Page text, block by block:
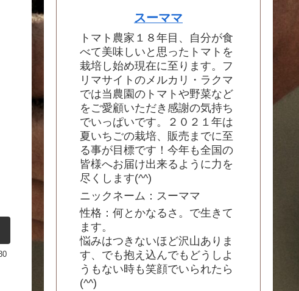
スーママ
トマト農家１８年目、自分が食
べて美味しいと思ったトマトを
栽培し始め現在に至ります。フ
リマサイトのメルカリ・ラクマ
では当農園のトマトや野菜など
をご愛顧いただき感謝の気持ち
でいっぱいです。２０２１年は
夏いちごの栽培、販売までに至
る事が目標です！今年も全国の
皆様へお届け出来るように力を
尽くします(^^)
ニックネーム：スーママ
性格：何とかなるさ。で生きて
ます。
悩みはつきないほど沢山ありま
す、でも抱え込んでもどうしよ
うもない時も笑顔でいられたら
(^^)